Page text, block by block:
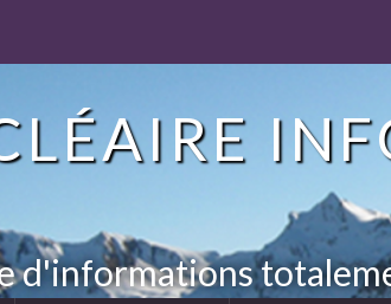
d'informations